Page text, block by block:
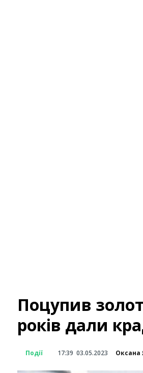
Поцупив
років дали
Події 17:39 03.05.2023 Оксана